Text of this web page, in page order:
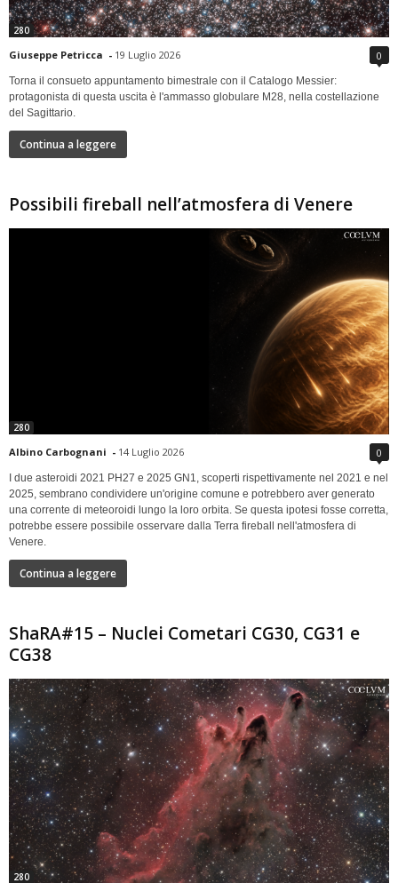
280
Giuseppe Petricca - 19 Luglio 2026 0
Torna il consueto appuntamento bimestrale con il Catalogo Messier:
protagonista di questa uscita è l'ammasso globulare M28, nella costellazione
del Sagittario.
Continua a leggere
Possibili fireball nell’atmosfera di Venere
280
Albino Carbognani - 14 Luglio 2026 0
I due asteroidi 2021 PH27 e 2025 GN1, scoperti rispettivamente nel 2021 e nel
2025, sembrano condividere un'origine comune e potrebbero aver generato
una corrente di meteoroidi lungo la loro orbita. Se questa ipotesi fosse corretta,
potrebbe essere possibile osservare dalla Terra fireball nell'atmosfera di
Venere.
Continua a leggere
ShaRA#15 – Nuclei Cometari CG30, CG31 e
CG38
280